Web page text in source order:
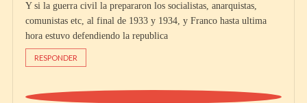
Y si la guerra civil la prepararon los socialistas, anarquistas,
comunistas etc, al final de 1933 y 1934, y Franco hasta ultima
hora estuvo defendiendo la republica
RESPONDER